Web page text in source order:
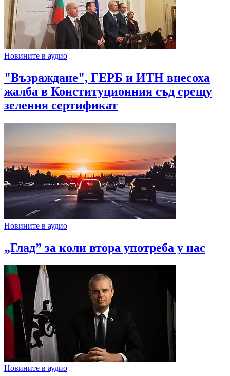
Новините в аудио
"Възраждане", ГЕРБ и ИТН внесоха
жалба в Конституционния съд срещу
зеления сертификат
Новините в аудио
„Глад” за коли втора употреба у нас
Новините в аудио